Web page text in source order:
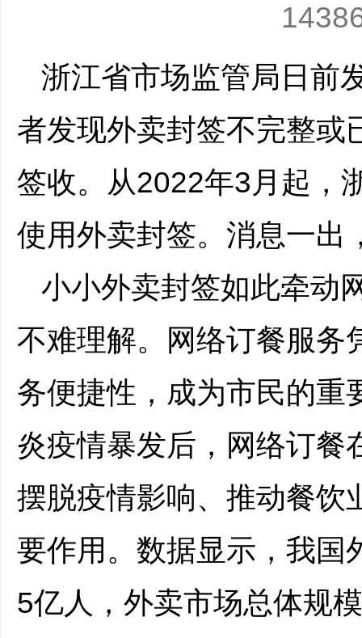
浙江省市场监管局日前
者发现外卖封签不完整或
签收。从2022年3月起，
使用外卖封签。消息一出
小小外卖封签如此牵动
不难理解。网络订餐服务
务便捷性，成为市民的重
炎疫情暴发后，网络订餐
摆脱疫情影响、推动餐饮
要作用。数据显示，我国
5亿人，外卖市场总体规